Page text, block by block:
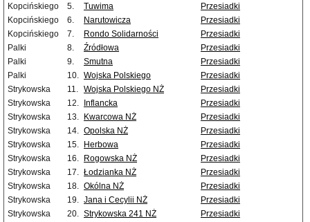
Kopcińskiego
5. Tuwima
Przesiadki
Kopcińskiego
6. Narutowicza
Przesiadki
Kopcińskiego
7. Rondo Solidarności
Przesiadki
Palki
8. Źródłowa
Przesiadki
Palki
9. Smutna
Przesiadki
Palki
10. Wojska Polskiego
Przesiadki
Strykowska
11. Wojska Polskiego NŻ
Przesiadki
Strykowska
12. Inflancka
Przesiadki
Strykowska
13. Kwarcowa NŻ
Przesiadki
Strykowska
14. Opolska NŻ
Przesiadki
Strykowska
15. Herbowa
Przesiadki
Strykowska
16. Rogowska NŻ
Przesiadki
Strykowska
17. Łodzianka NŻ
Przesiadki
Strykowska
18. Okólna NŻ
Przesiadki
Strykowska
19. Jana i Cecylii NŻ
Przesiadki
Strykowska
20. Strykowska 241 NŻ
Przesiadki